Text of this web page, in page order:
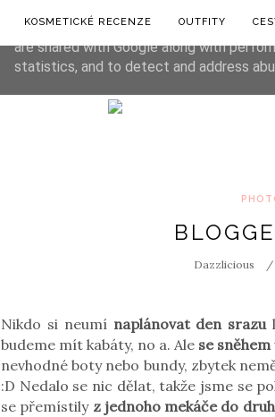
KOSMETICKÉ RECENZE OUTFITY
Dazzlicious
Nikdo si neumí naplánovat den srazu
budeme mít kabáty, no a. Ale se sněhem
nevhodné boty nebo bundy, zbytek
:D Nedalo se nic dělat, takže jsme se
se přemístily z jednoho mekáče do
This site uses cookies from Google to
are shared with Google along with
statistics, and to detect and address